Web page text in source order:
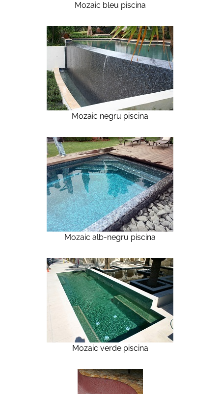
Mozaic bleu piscina
Mozaic negru piscina
Mozaic alb-negru piscina
Mozaic verde piscina